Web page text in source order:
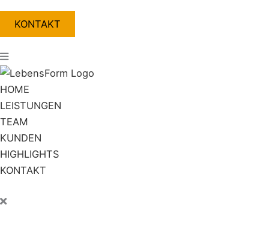
KONTAKT
HOME
LEISTUNGEN
TEAM
KUNDEN
HIGHLIGHTS
KONTAKT